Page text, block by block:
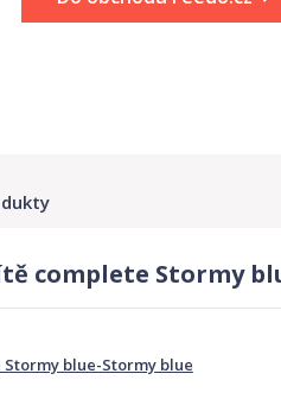
complete Stormy
Stormy blue-Stormy blue